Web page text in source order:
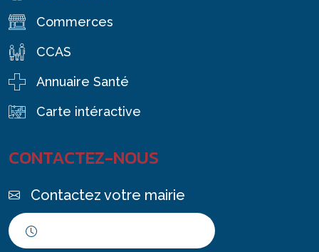
Commerces
CCAS
Annuaire Santé
Carte intéractive
CONTACTEZ-NOUS
Contactez votre mairie